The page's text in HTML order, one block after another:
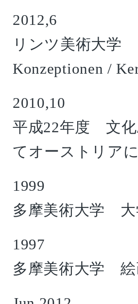
2012,6
リンツ美術大学
Konzeptionen /
2010,10
平成22年度 文
てオーストリア
1999
多摩美術大学
1997
多摩美術大学 絵